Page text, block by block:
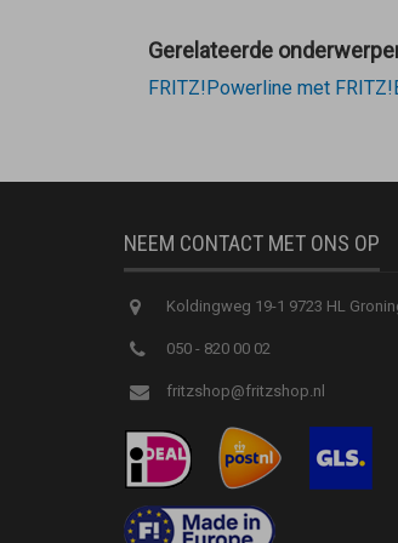
Gerelateerde
FRITZ!Powerline met
NEEM CONTACT MET ONS OP
Koldingweg 19-1 9723 HL
050 - 820 00 02
fritzshop@fritzshop.nl